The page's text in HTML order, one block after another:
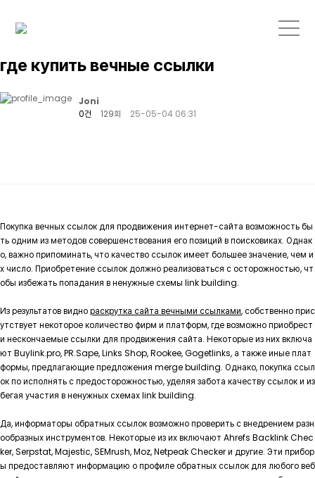
где купить вечные ссылки
Joni
0건
129회 25-05-04 06:31
Покупка вечных ссылок для продвижения интернет-сайта возможность бы
ть одним из методов совершенствования его позиций в поисковиках. Однак
о, важно припоминать, что качество ссылок имеет большее значение, чем и
х число. Приобретение ссылок должно реализоваться с осторожностью, чт
обы избежать попадания в ненужные схемы link building.
Из результатов виднораскрутка сайта вечными ссылками, собственно прис
утствует некоторое количество фирм и платформ, где возможно приобрест
и нескончаемые ссылки для продвижения сайта. Некоторые из них включа
ют Buylink.pro, PR.Sape, Links Shop, Rookee, Gogetlinks, а также иные плат
формы, предлагающие предложения merge building. Однако, покупка ссыл
ок по исполнять с предосторожностью, уделяя забота качеству ссылок и из
бегая участия в ненужных схемах link building.
Да, информаторы обратных ссылок возможно проверить с внедрением разн
ообразных инструментов. Некоторые из их включают Ahrefs Backlink Chec
ker, Serpstat, Majestic, SEMrush, Moz, Netpeak Checker и другие. Эти прибор
ы предоставляют информацию о профиле обратных ссылок для любого веб